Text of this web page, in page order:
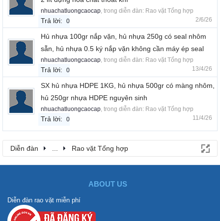
nhuachatluongcaocap, trong diễn đàn: Rao vặt Tổng hợp
Trả lời: 0 2/6/26
Hủ nhựa 100gr nắp vặn, hủ nhựa 250g có seal nhôm
sẵn, hủ nhựa 0.5 ký nắp vặn không cần máy ép seal
nhuachatluongcaocap, trong diễn đàn: Rao vặt Tổng hợp
Trả lời: 0 13/4/26
SX hủ nhựa HDPE 1KG, hủ nhựa 500gr có màng nhôm,
hủ 250gr nhựa HDPE nguyên sinh
nhuachatluongcaocap, trong diễn đàn: Rao vặt Tổng hợp
Trả lời: 0 11/4/26
Diễn đàn ... Rao vặt Tổng hợp
ABOUT US
Diễn đàn rao vặt miễn phí